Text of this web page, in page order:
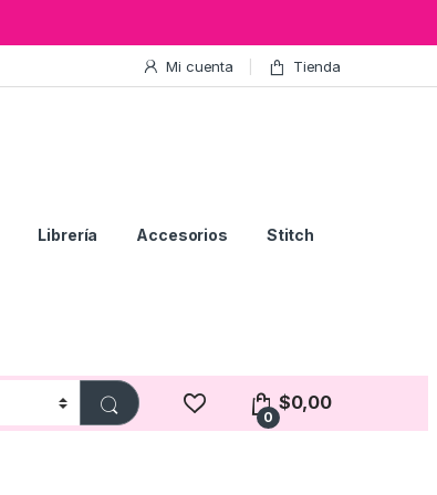
Mi cuenta Tienda
Librería Accesorios Stitch
0
$0,00